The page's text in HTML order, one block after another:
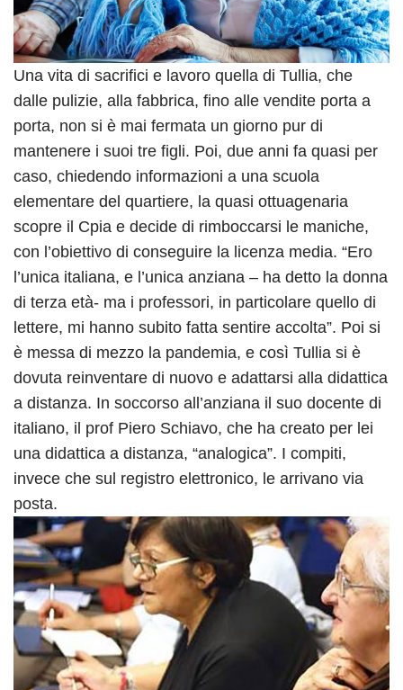
Una vita di sacrifici e lavoro quella di Tullia, che
dalle pulizie, alla fabbrica, fino alle vendite porta a
porta, non si è mai fermata un giorno pur di
mantenere i suoi tre figli. Poi, due anni fa quasi per
caso, chiedendo informazioni a una scuola
elementare del quartiere, la quasi ottuagenaria
scopre il Cpia e decide di rimboccarsi le maniche,
con l’obiettivo di conseguire la licenza media. “Ero
l’unica italiana, e l’unica anziana – ha detto la donna
di terza età- ma i professori, in particolare quello di
lettere, mi hanno subito fatta sentire accolta”. Poi si
è messa di mezzo la pandemia, e così Tullia si è
dovuta reinventare di nuovo e adattarsi alla didattica
a distanza. In soccorso all’anziana il suo docente di
italiano, il prof Piero Schiavo, che ha creato per lei
una didattica a distanza, “analogica”. I compiti,
invece che sul registro elettronico, le arrivano via
posta.